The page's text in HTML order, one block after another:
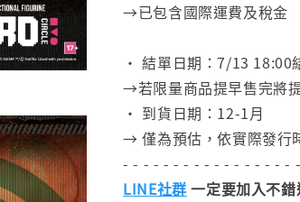
→已包含國際運費及稅金
• 結單日期：7/13 18:00
→若限量商品提早售完將
• 到貨日期：12-1月
→ 僅為預估，依實際發行
- - - - - - - - - - - - - - - - -
LINE社群 一定要加入不錯